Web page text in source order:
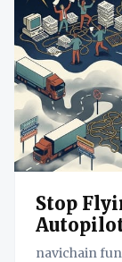
Stop
navichain